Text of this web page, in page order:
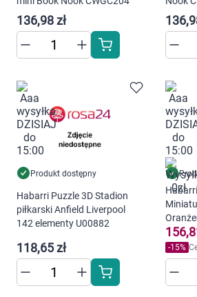
Korzystamy z plików cookies w
dostosowania zawartości
preferencji. Więcej informacji
naszej
polityce prywatności.
warunki przechowywania lub
cookies poprzez kliknięcie
"Ustawienia" lub możesz
136,98 zł
Produkt dostępny
Habarri Puzzle 3D Stadion
piłkarski Anfield Liverpool
142 elementy U00882
118,65 zł
-15%